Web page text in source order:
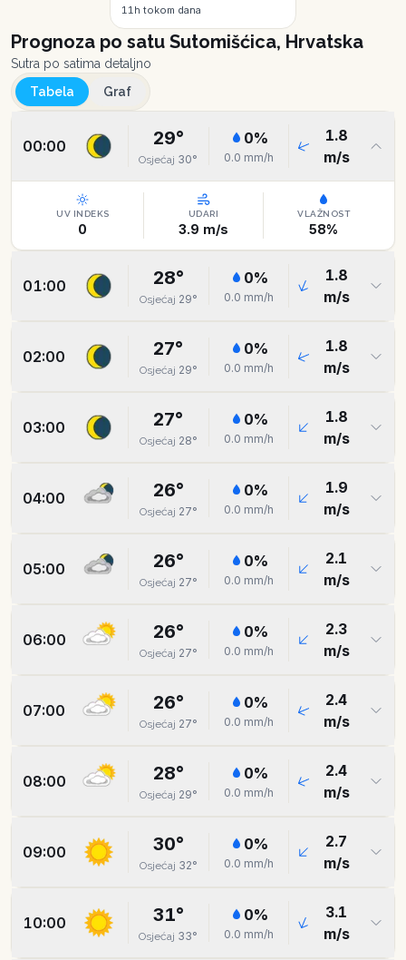
11h tokom dana
Prognoza po satu Sutomišćica, Hrvatska
Sutra po satima detaljno
Tabela
Graf
00:00 29°
Osjećaj 30°
0%
0.0 mm/h
1.8
m/s
UV INDEKS
0
UDARI
3.9 m/s
VLAŽNOST
58%
01:00 28°
Osjećaj 29°
0%
0.0 mm/h
1.8
m/s
02:00 27°
Osjećaj 29°
0%
0.0 mm/h
1.8
m/s
03:00 27°
Osjećaj 28°
0%
0.0 mm/h
1.8
m/s
04:00 26°
Osjećaj 27°
0%
0.0 mm/h
1.9
m/s
05:00 26°
Osjećaj 27°
0%
0.0 mm/h
2.1
m/s
06:00 26°
Osjećaj 27°
0%
0.0 mm/h
2.3
m/s
07:00 26°
Osjećaj 27°
0%
0.0 mm/h
2.4
m/s
08:00 28°
Osjećaj 29°
0%
0.0 mm/h
2.4
m/s
09:00 30°
Osjećaj 32°
0%
0.0 mm/h
2.7
m/s
10:00 31°
Osjećaj 33°
0%
0.0 mm/h
3.1
m/s